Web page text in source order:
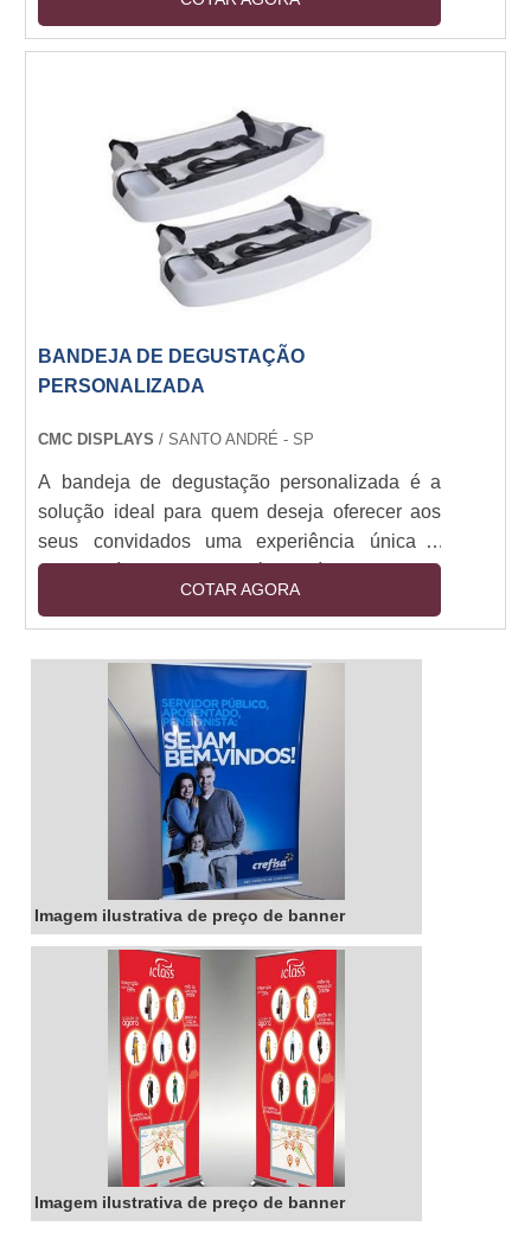
acabamento é perfeito para a impressão de
imagens e textos, garantindo a qualidade e
promoções, campanhas publicitárias e muito
mais. Se você precisa de um banner resistente
e de qualidade, a lona sp é a melhor opção.
BANDEJA DE DEGUSTAÇÃO
PERSONALIZADA
CMC DISPLAYS/ SANTO ANDRÉ - SP
A bandeja de degustação personalizada é a
solução ideal para quem deseja oferecer aos
seus convidados uma experiência única e
inesquecível. Com ela, é possível criar uma
seleção de pratos e bebidas que se adequem
ao gosto de cada um. Além disso, a bandeja de
degustação personalizada é prática e versátil,
pois pode ser montada de acordo com o tema
da festa ou evento. Seja para um jantar íntimo
ou para um grande evento, a bandeja de
degustação personalizada é a escolha certa
para surpreender os seus convidados.
COTAR AGORA
Imagem ilustrativa de preço de banner
Imagem ilustrativa de preço de banner